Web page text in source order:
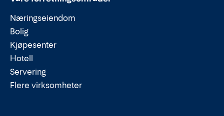
Næringseiendom
Bolig
Kjøpesenter
Hotell
Servering
Flere virksomheter